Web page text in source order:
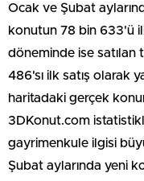
Ocak ve Şubat
konutun 78 bin 633'ü
döneminde ise
486'sı ilk satış olarak
haritadaki gerçek
3DKonut.com
gayrimenkule ilgisi
Şubat aylarında yeni